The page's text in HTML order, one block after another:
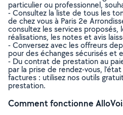
particulier ou professionnel,
- Consultez la liste de tous les
de chez vous à Paris 2e
consultez les services proposés,
réalisations, les notes et avis
- Conversez avec les offreurs
pour des échanges sécurisés et
- Du contrat de prestation au
par la prise de rendez-vous,
factures : utilisez nos outils
prestation.
Comment fonctionne